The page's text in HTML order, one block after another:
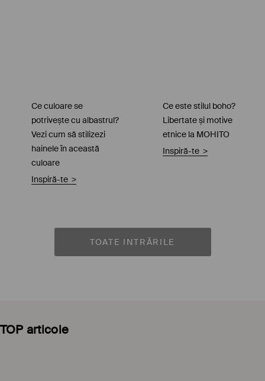
Ce culoare se
potrivește cu albastrul?
Vezi cum să stilizezi
hainele în această
culoare
Inspiră-te >
Ce este stilul boho?
Libertate și motive
etnice la MOHITO
Inspiră-te>
TOATE INTRĂRILE
TOP articole